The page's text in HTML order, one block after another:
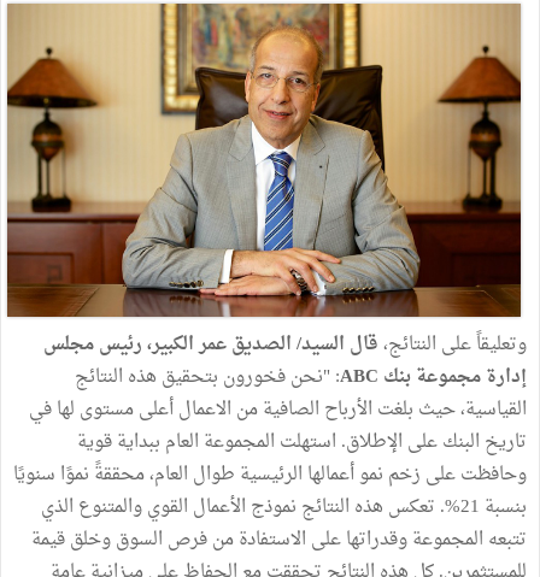
وتعليقاً على النتائج،قال السيد/ الصديق عمر الكبير، رئيس مجلس
إدارة مجموعة بنك ABC
: "نحن فخورون بتحقيق هذه النتائج
القياسية، حيث بلغت الأرباح الصافية من الاعمال أعلى مستوى لها في
تاريخ البنك على الإطلاق. استهلت المجموعة العام ببداية قوية
وحافظت على زخم نمو أعمالها الرئيسية طوال العام، محققةً نموًا سنويًا
بنسبة 21%. تعكس هذه النتائج نموذج الأعمال القوي والمتنوع الذي
تتبعه المجموعة وقدراتها على الاستفادة من فرص السوق وخلق قيمة